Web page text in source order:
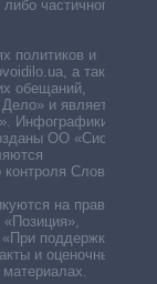
частичного
политиков и
а также
обещаний,
и является
Инфографики,
ОО «Система
Слово и
на правах
поддержке».
и оценочные